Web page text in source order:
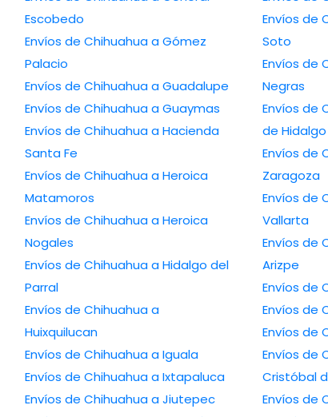
Escobedo
Envíos de Chihuahua a Gómez
Palacio
Envíos de Chihuahua a Guadalupe
Envíos de Chihuahua a Guaymas
Envíos de Chihuahua a Hacienda
Santa Fe
Envíos de Chihuahua a Heroica
Matamoros
Envíos de Chihuahua a Heroica
Nogales
Envíos de Chihuahua a Hidalgo del
Parral
Envíos de Chihuahua a
Huixquilucan
Envíos de Chihuahua a Iguala
Envíos de Chihuahua a Ixtapaluca
Envíos de Chihuahua a Jiutepec
Envíos de
Soto
Envíos de
Negras
Envíos de
de Hidalgo
Envíos de
Zaragoza
Envíos de
Vallarta
Envíos de
Arizpe
Envíos de
Cristóbal
Envíos de